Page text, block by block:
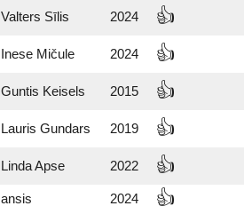
Valters Sīlis 2024 👍
Inese Mičule 2024 👍
Guntis Keisels 2015 👍
Lauris Gundars 2019 👍
Linda Apse 2022 👍
ansis 2024 👍